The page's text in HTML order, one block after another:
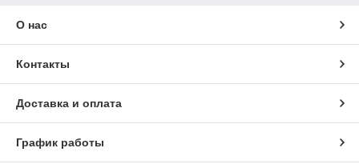
О нас
Контакты
Доставка и оплата
График работы